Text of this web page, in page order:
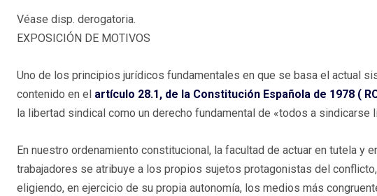
Véase disp. derogatoria.
EXPOSICIÓN DE MOTIVOS
Uno de los principios jurídicos fundamentales en que se basa el actual
contenido en el artículo 28.1, de la Constitución Española de 1978 (
la libertad sindical como un derecho fundamental de «todos a sindicarse
En nuestro ordenamiento constitucional, la facultad de actuar en tutela
trabajadores se atribuye a los propios sujetos protagonistas del
eligiendo, en ejercicio de su propia autonomía, los medios más